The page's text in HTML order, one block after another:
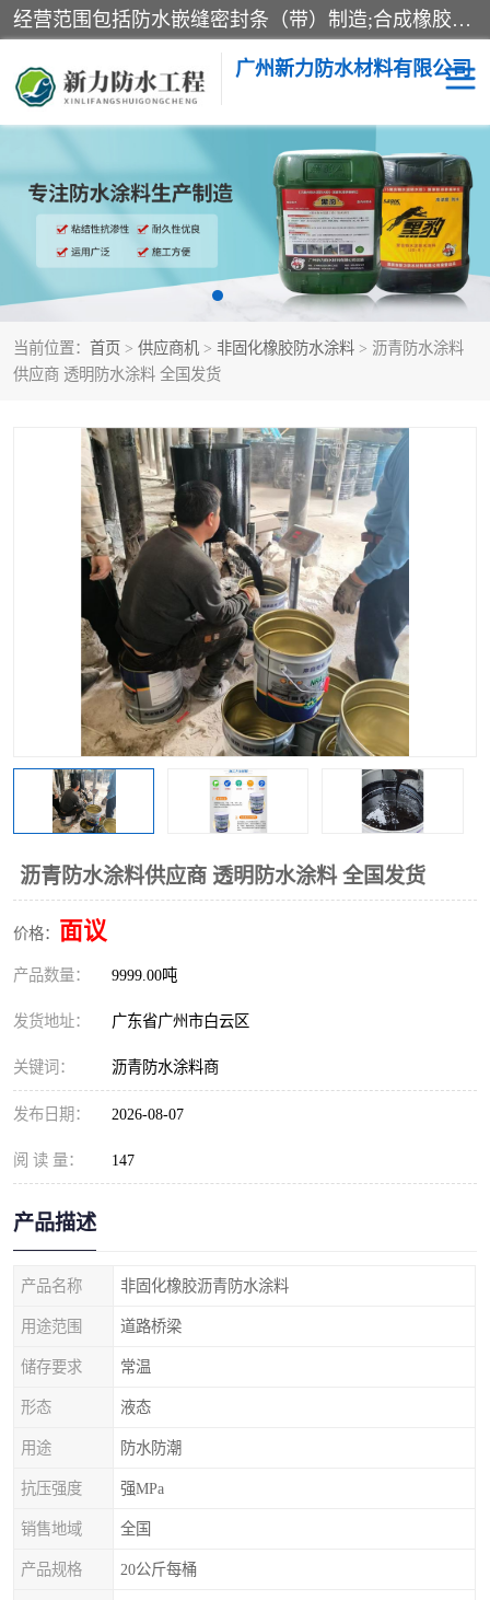
经营范围包括防水嵌缝密封条（带）制造;合成橡胶制造（监控化学品、危险化学品除外）;沥青混合物制造;防水胶粘带制造;其他合成材料制造（监控化学品、危险化学品除外）;涂料制造（监控化学品、危险化学品除外）;建筑结构防水补漏;防水建筑材料制造;粘合剂制造（监控化学品、危险化学品除外）;涂料零售;广州新力防水材料有限公司具有1处分支机构。
广州新力防水材料有限公司
当前位置： 首页 > 供应商机 > 非固化橡胶防水涂料 > 沥青防水涂料
供应商 透明防水涂料 全国发货
沥青防水涂料供应商 透明防水涂料 全国发货
价格： 面议
产品数量： 9999.00吨
发货地址： 广东省广州市白云区
关键词： 沥青防水涂料商
发布日期： 2026-08-07
阅 读 量： 147
产品描述
产品名称 非固化橡胶沥青防水涂料
用途范围 道路桥梁
储存要求 常温
形态 液态
用途 防水防潮
抗压强度 强MPa
销售地域 全国
产品规格 20公斤每桶
黑豹防水胶 建筑108胶水
乳化沥青防水涂料 自粘卷材
非固化橡胶防水涂料